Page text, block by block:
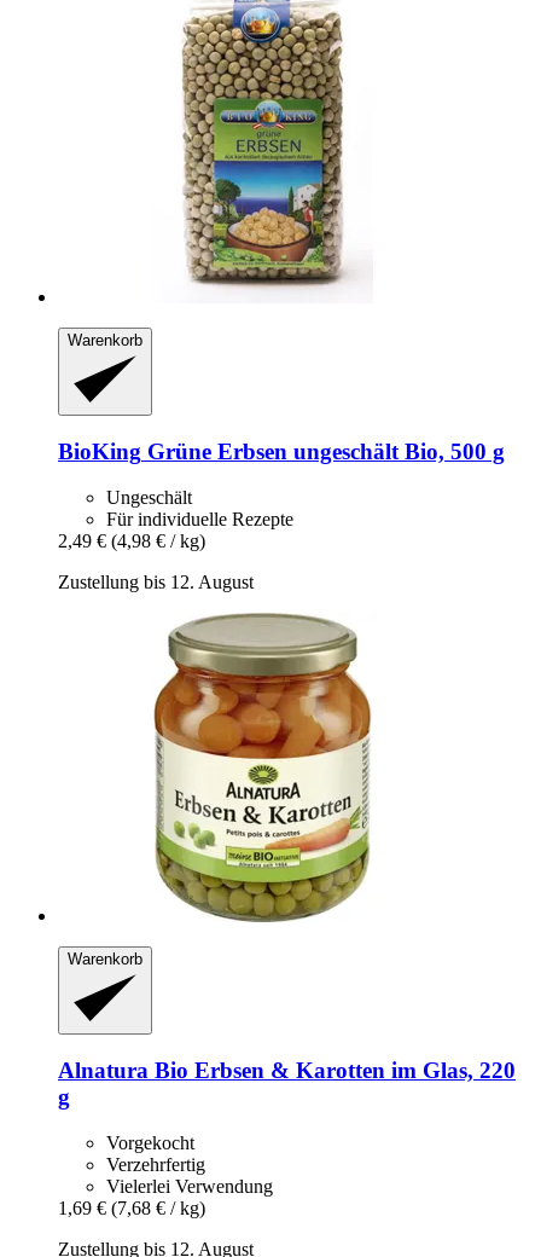
Warenkorb
BioKing Grüne Erbsen ungeschält Bio, 500 g
Ungeschält
Für individuelle Rezepte
2,49 € (4,98 € / kg)
Zustellung bis 12. August
Warenkorb
Alnatura Bio Erbsen & Karotten im Glas, 220
g
Vorgekocht
Verzehrfertig
Vielerlei Verwendung
1,69 € (7,68 € / kg)
Zustellung bis 12. August